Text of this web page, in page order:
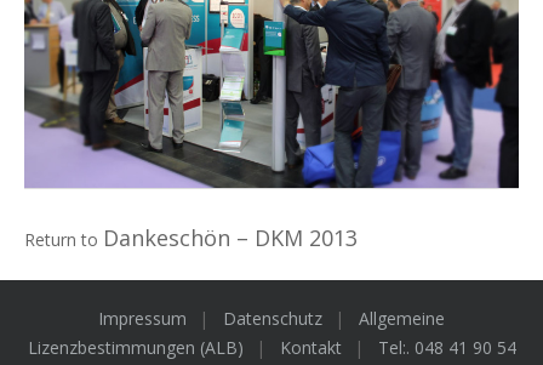
Return to Dankeschön – DKM 2013
Impressum Datenschutz
Allgemeine
Lizenzbestimmungen (ALB)
Kontakt Tel:. 048 41 90 54